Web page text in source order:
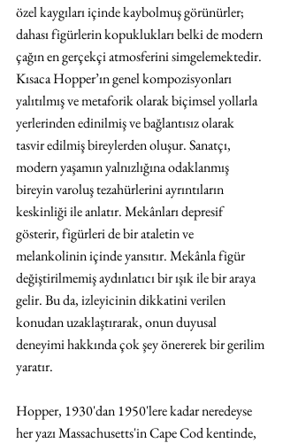
özel kaygıları içinde kaybolmuş görünürler;
dahası figürlerin kopuklukları belki de modern
çağın en gerçekçi atmosferini simgelemektedir.
Kısaca Hopper’ın genel kompozisyonları
yalıtılmış ve metaforik olarak biçimsel yollarla
yerlerinden edinilmiş ve bağlantısız olarak
tasvir edilmiş bireylerden oluşur. Sanatçı,
modern yaşamın yalnızlığına odaklanmış
bireyin varoluş tezahürlerini ayrıntıların
keskinliği ile anlatır. Mekânları depresif
gösterir, figürleri de bir ataletin ve
melankolinin içinde yansıtır. Mekânla figür
değiştirilmemiş aydınlatıcı bir ışık ile bir araya
gelir. Bu da, izleyicinin dikkatini verilen
konudan uzaklaştırarak, onun duyusal
deneyimi hakkında çok şey önererek bir gerilim
yaratır.
Hopper, 1930'dan 1950'lere kadar neredeyse
her yazı Massachusetts'in Cape Cod kentinde,